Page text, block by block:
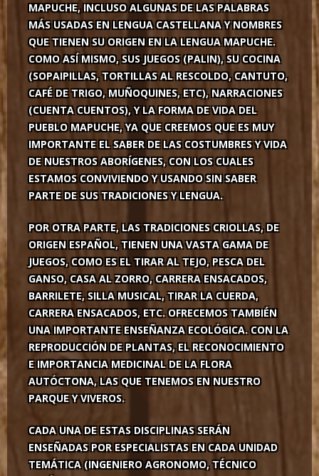
MAPUCHE, INCLUSO ALGUNAS DE LAS PALABRAS
MÁS USADAS EN LENGUA CASTELLANA Y NOMBRES
QUE TIENEN SU ORIGEN EN LA LENGUA MAPUCHE.
COMO ASÍ MISMO, SUS JUEGOS (PALIN), SU COCINA
(SOPAIPILLAS, TORTILLAS AL RESCOLDO, CANTUTO,
CAFÉ DE TRIGO, MUÑOQUINES, ETC), NARRACIONES
(CUENTA CUENTOS), Y LA FORMA DE VIDA DEL
PUEBLO MAPUCHE, YA QUE CREEMOS QUE ES MUY
IMPORTANTE EL SABER DE LAS COSTUMBRES Y VIDA
DE NUESTROS ABORÍGENES, CON LOS CUALES
ESTAMOS CONVIVIENDO Y USANDO SIN SABER
PARTE DE SUS TRADICIONES Y LENGUA.
POR OTRA PARTE, LAS TRADICIONES CRIOLLAS, DE
ORIGEN ESPAÑOL, TIENEN UNA VASTA GAMA DE
JUEGOS, COMO ES EL TIRAR AL TEJO, PESCA DEL
GANSO, CASA AL ZORRO, CARRERA ENSACADOS,
BARRILETE, SILLA MUSICAL, TIRAR LA CUERDA,
CARRERA ENSACADOS, ETC. OFRECEMOS TAMBIÉN
UNA IMPORTANTE ENSEÑANZA ECOLÓGICA. CON LA
REPRODUCCIÓN DE PLANTAS, EL RECONOCIMIENTO
E IMPORTANCIA MEDICINAL DE LA FLORA
AUTÓCTONA, LAS QUE TENEMOS EN NUESTRO
PARQUE Y VIVEROS.
CADA UNA DE ESTAS DISCIPLINAS SERÁN
ENSEÑADAS POR ESPECIALISTAS EN CADA UNIDAD
TEMÁTICA (INGENIERO AGRONOMO, TÉCNICO